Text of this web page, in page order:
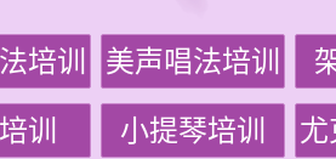
培训 美声唱法培训
训 小提琴培训 尤